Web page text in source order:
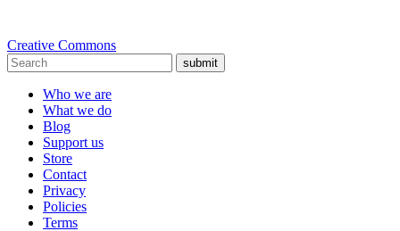
Creative Commons
submit
Who we are
What we do
Blog
Support us
Store
Contact
Privacy
Policies
Terms